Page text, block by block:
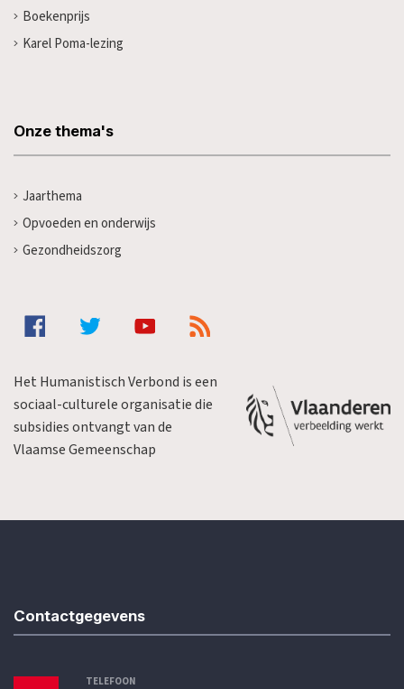
Boekenprijs
Karel Poma-lezing
Onze thema's
Jaarthema
Opvoeden en onderwijs
Gezondheidszorg
Het Humanistisch Verbond is een
sociaal-culturele organisatie die
subsidies ontvangt van de
Vlaamse Gemeenschap
Contactgegevens
TELEFOON